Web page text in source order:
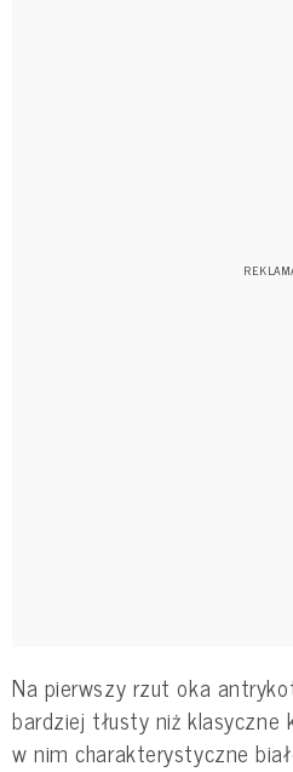
Na pierwszy rzut oka
bardziej tłusty niż klasyczne
w nim charakterystyczne